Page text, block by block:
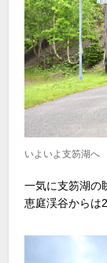
いよいよ支笏湖へ
一気に支笏湖の
恵庭渓谷からは